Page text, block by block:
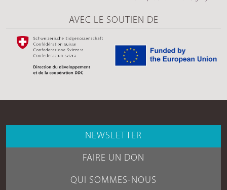
AVEC LE SOUTIEN DE
NEWSLETTER
FAIRE UN DON
QUI SOMMES-NOUS